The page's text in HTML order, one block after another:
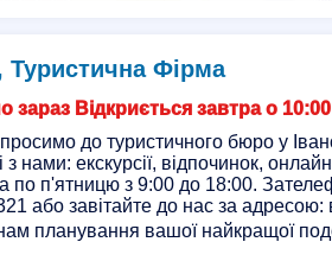
Туристична Фірма
зараз Відкриється завтра о 10:00
до туристичного бюро у
з нами: екскурсії, відпочинок,
по п'ятницю з 9:00 до 18:00.
або завітайте до нас за адресою:
планування вашої найкращої